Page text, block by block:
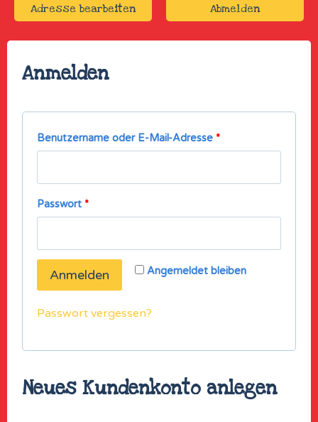
Adresse bearbeiten Abmelden
Anmelden
Benutzername oder E-Mail-Adresse *
Passwort *
Angemeldet bleiben
Anmelden
Passwort vergessen?
Neues Kundenkonto anlegen